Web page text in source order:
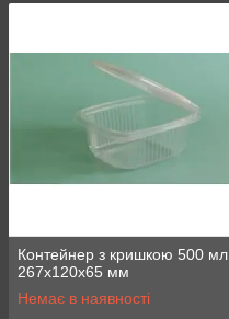
Контейнер з кришкою 500 мл
267х120х65 мм
Немає в наявності